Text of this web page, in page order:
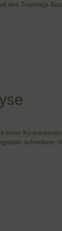
des Trainings
einer
schreiben,